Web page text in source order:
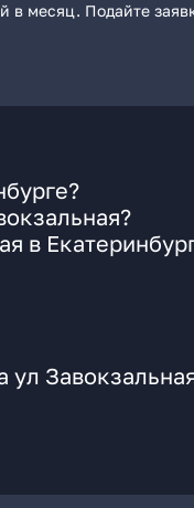
в месяц. Подайте
в